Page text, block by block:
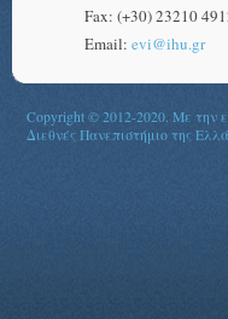
Fax: (+30) 23210
Email: evi@ihu.gr
Copyright © 2012-2020. Με την
Διεθνές Πανεπιστήμιο της